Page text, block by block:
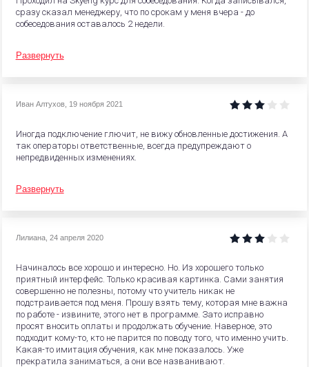
сразу сказал менеджеру, что по срокам у меня вчера - до
собеседования оставалось 2 недели.
Развернуть
Иван Алтухов, 19 ноября 2021
Иногда подключение глючит, не вижу обновленные достижения. А
так операторы ответственные, всегда предупреждают о
непредвиденных изменениях.
Развернуть
Лилиана, 24 апреля 2020
Начиналось все хорошо и интересно. Но. Из хорошего только
приятный интерфейс. Только красивая картинка. Сами занятия
совершенно не полезны, потому что учитель никак не
подстраивается под меня. Прошу взять тему, которая мне важна
по работе - извините, этого нет в программе. Зато исправно
просят вносить оплаты и продолжать обучение. Наверное, это
подходит кому-то, кто не парится по поводу того, что именно учить.
Какая-то имитация обучения, как мне показалось. Уже
прекратила заниматься, а они все названивают.